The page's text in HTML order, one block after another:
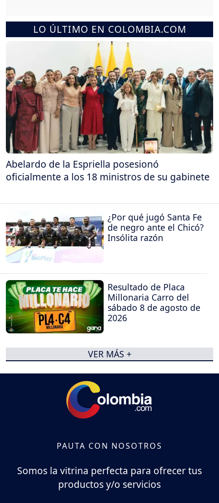
LO ÚLTIMO EN COLOMBIA.COM
Abelardo de la Espriella posesionó
oficialmente a los 18 ministros de su gabinete
¿Por qué jugó Santa Fe
de negro ante el Chicó?
Insólita razón
Resultado de Placa
Millonaria Carro del
sábado 8 de agosto de
2026
VER MÁS +
PAUTA CON NOSOTROS
Somos la vitrina perfecta para ofrecer tus
productos y/o servicios